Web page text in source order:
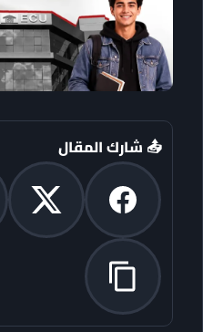
📤 شارك المقال